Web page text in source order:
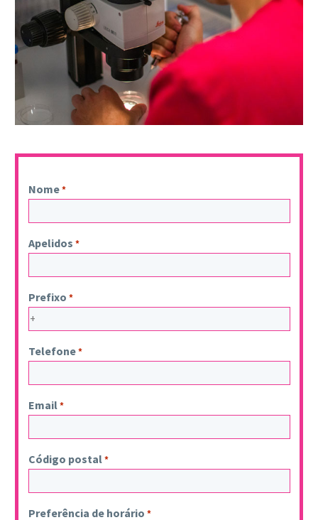
Nome*
Apelidos *
Prefixo *
Telefone*
Email*
Código postal*
Preferência de horário *